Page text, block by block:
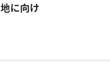
地に向け